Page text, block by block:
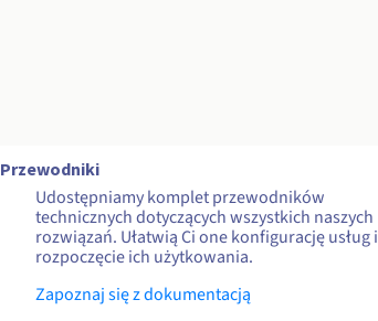
Przewodniki
Udostępniamy komplet przewodników
technicznych dotyczących wszystkich naszych
rozwiązań. Ułatwią Ci one konfigurację usług i
rozpoczęcie ich użytkowania.
Zapoznaj się z dokumentacją